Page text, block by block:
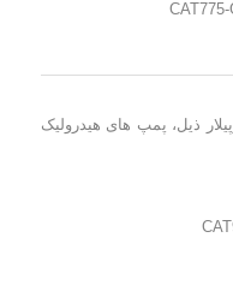
ذیل، پمپ های هیدرولیک